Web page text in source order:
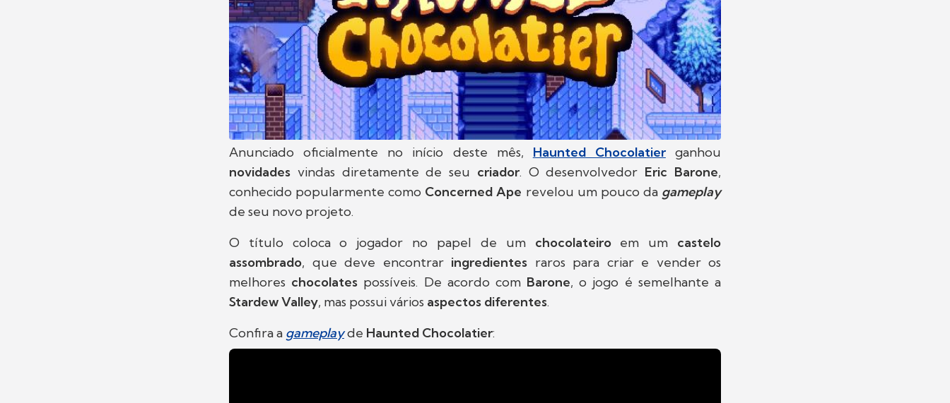
Anunciado oficialmente no início deste mês, Haunted Chocolatierganhou
novidades vindas diretamente de seu criador. O desenvolvedor Eric Barone,
conhecido popularmente como Concerned Ape revelou um pouco da gameplay
de seu novo projeto.
O título coloca o jogador no papel de um chocolateiro em um castelo
assombrado, que deve encontrar ingredientes raros para criar e vender os
melhores chocolates possíveis. De acordo com Barone, o jogo é semelhante a
Stardew Valley, mas possui vários aspectos diferentes.
Confira a gameplayde Haunted Chocolatier: